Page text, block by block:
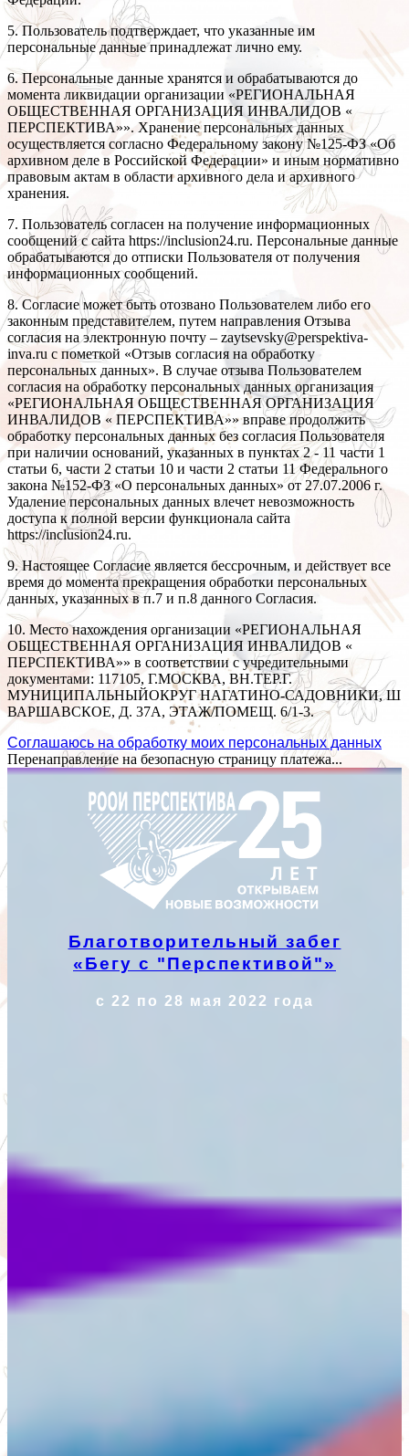
5. Пользователь подтверждает, что указанные им
персональные данные принадлежат лично ему.
6. Персональные данные хранятся и обрабатываются до
момента ликвидации организации «РЕГИОНАЛЬНАЯ
ОБЩЕСТВЕННАЯ ОРГАНИЗАЦИЯ ИНВАЛИДОВ «
ПЕРСПЕКТИВА»». Хранение персональных данных
осуществляется согласно Федеральному закону №125-ФЗ «Об
архивном деле в Российской Федерации» и иным нормативно
правовым актам в области архивного дела и архивного
хранения.
7. Пользователь согласен на получение информационных
сообщений с сайта https://inclusion24.ru. Персональные данные
обрабатываются до отписки Пользователя от получения
информационных сообщений.
8. Согласие может быть отозвано Пользователем либо его
законным представителем, путем направления Отзыва
согласия на электронную почту – zaytsevsky@perspektiva-
inva.ru с пометкой «Отзыв согласия на обработку
персональных данных». В случае отзыва Пользователем
согласия на обработку персональных данных организация
«РЕГИОНАЛЬНАЯ ОБЩЕСТВЕННАЯ ОРГАНИЗАЦИЯ
ИНВАЛИДОВ « ПЕРСПЕКТИВА»» вправе продолжить
обработку персональных данных без согласия Пользователя
при наличии оснований, указанных в пунктах 2 - 11 части 1
статьи 6, части 2 статьи 10 и части 2 статьи 11 Федерального
закона №152-ФЗ «О персональных данных» от 27.07.2006 г.
Удаление персональных данных влечет невозможность
доступа к полной версии функционала сайта
https://inclusion24.ru.
9. Настоящее Согласие является бессрочным, и действует все
время до момента прекращения обработки персональных
данных, указанных в п.7 и п.8 данного Согласия.
10. Место нахождения организации «РЕГИОНАЛЬНАЯ
ОБЩЕСТВЕННАЯ ОРГАНИЗАЦИЯ ИНВАЛИДОВ «
ПЕРСПЕКТИВА»» в соответствии с учредительными
документами: 117105, Г.МОСКВА, ВН.ТЕР.Г.
МУНИЦИПАЛЬНЫЙОКРУГ НАГАТИНО-САДОВНИКИ, Ш
ВАРШАВСКОЕ, Д. 37А, ЭТАЖ/ПОМЕЩ. 6/1-3.
Соглашаюсь на обработку моих персональных данных
Перенаправление на безопасную страницу платежа...
Благотворительный забег
«Бегу с "Перспективой"»
с 22 по 28 мая 2022 года